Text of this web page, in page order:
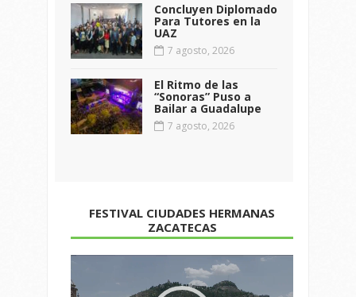
Concluyen Diplomado
Para Tutores en la
UAZ
7 agosto, 2026
El Ritmo de las
“Sonoras” Puso a
Bailar a Guadalupe
7 agosto, 2026
FESTIVAL CIUDADES HERMANAS
ZACATECAS
de